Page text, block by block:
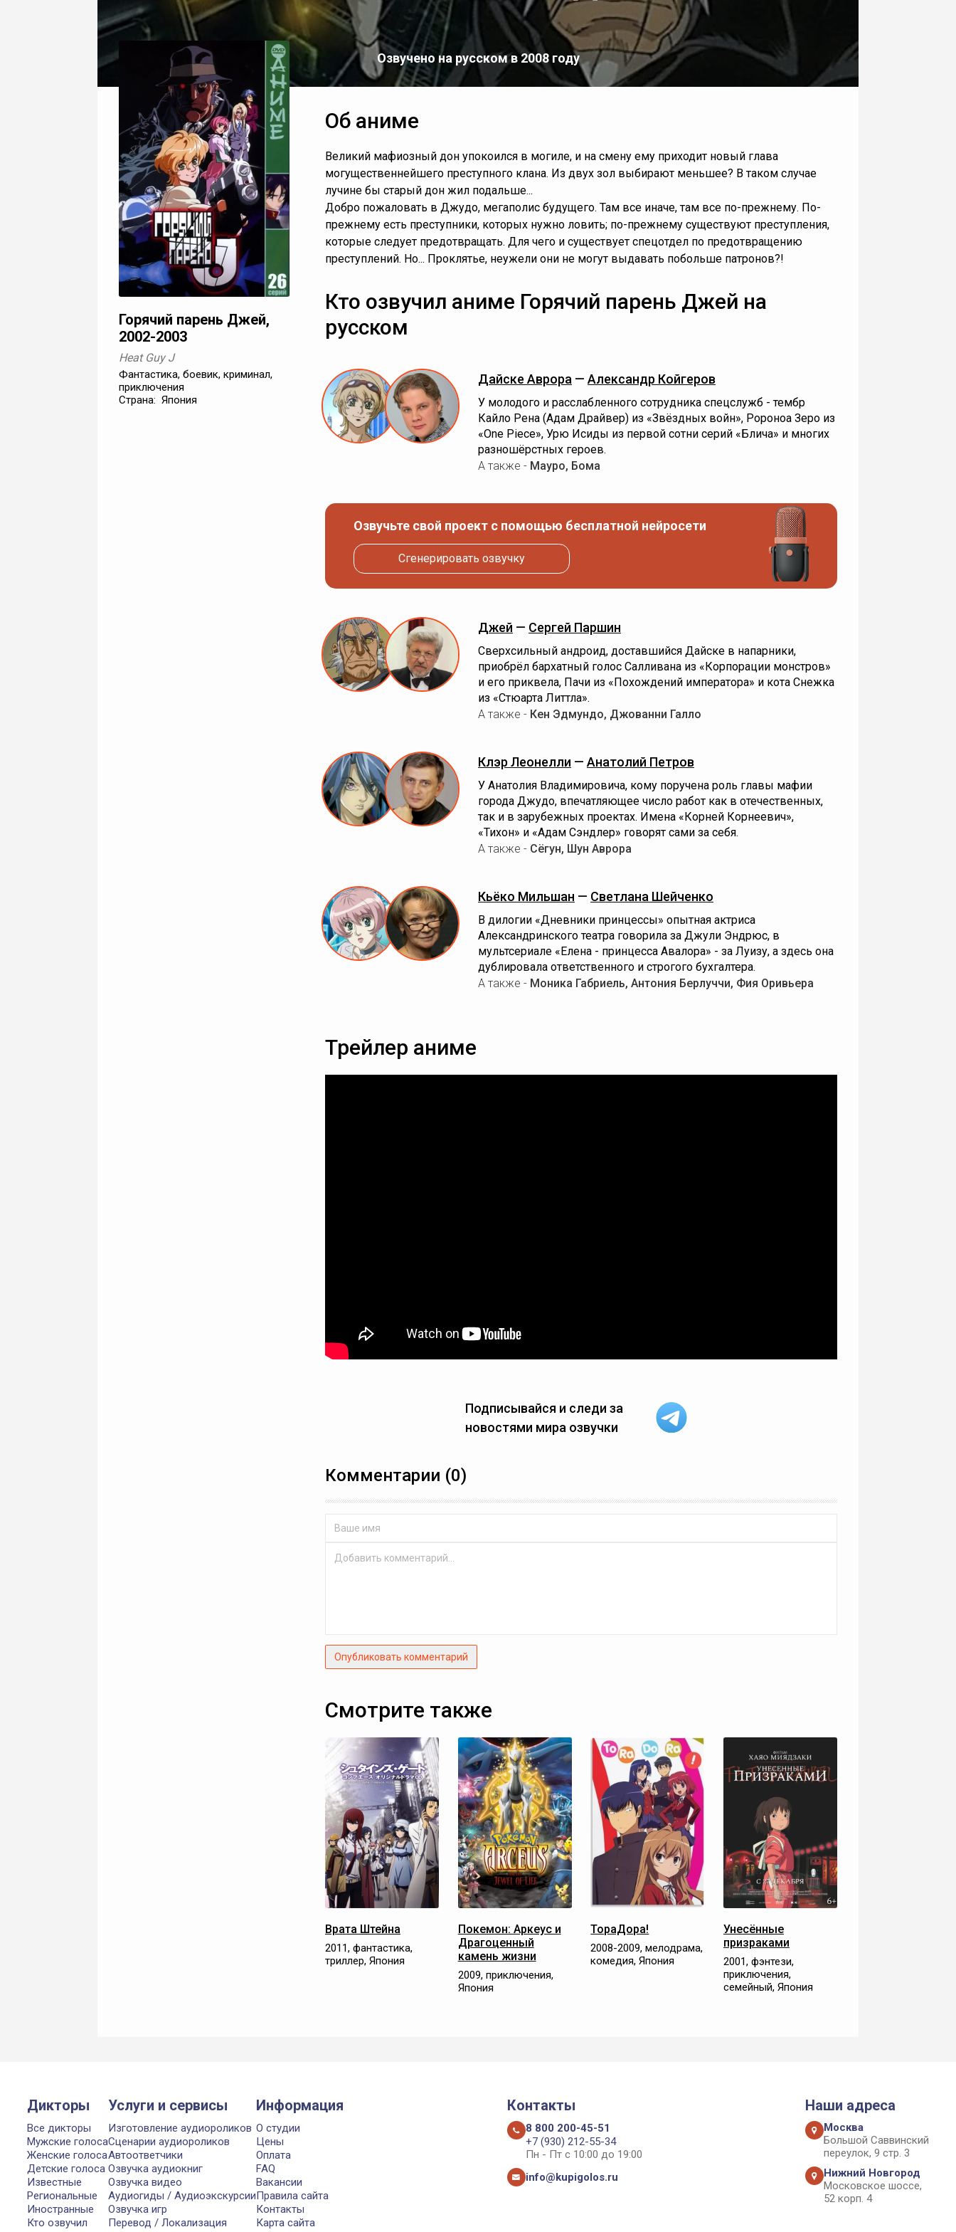
Озвучено на русском в 2008 году
Горячий парень Джей,
2002-2003
Heat Guy J
Фантастика, боевик, криминал,
приключения
Страна: Япония
Об аниме
Великий мафиозный дон упокоился в могиле, и на смену ему приходит новый глава
могущественнейшего преступного клана. Из двух зол выбирают меньшее? В таком случае
лучине бы старый дон жил подальше...
Добро пожаловать в Джудо, мегаполис будущего. Там все иначе, там все по-прежнему. По-
прежнему есть преступники, которых нужно ловить; по-прежнему существуют преступления,
которые следует предотвращать. Для чего и существует спецотдел по предотвращению
преступлений. Но... Проклятье, неужели они не могут выдавать побольше патронов?!
Кто озвучил аниме Горячий парень Джей на
русском
Дайске Аврора — Александр Койгеров
У молодого и расслабленного сотрудника спецслужб - тембр
Кайло Рена (Адам Драйвер) из «Звёздных войн», Ророноа Зеро из
«One Piece», Урю Исиды из первой сотни серий «Блича» и многих
разношёрстных героев.
А также - Мауро, Бома
Озвучьте свой проект с помощью бесплатной нейросети
Сгенерировать озвучку
Джей — Сергей Паршин
Сверхсильный андроид, доставшийся Дайске в напарники,
приобрёл бархатный голос Салливана из «Корпорации монстров»
и его приквела, Пачи из «Похождений императора» и кота Снежка
из «Стюарта Литтла».
А также - Кен Эдмундо, Джованни Галло
Клэр Леонелли — Анатолий Петров
У Анатолия Владимировича, кому поручена роль главы мафии
города Джудо, впечатляющее число работ как в отечественных,
так и в зарубежных проектах. Имена «Корней Корнеевич»,
«Тихон» и «Адам Сэндлер» говорят сами за себя.
А также - Сёгун, Шун Аврора
Кьёко Мильшан — Светлана Шейченко
В дилогии «Дневники принцессы» опытная актриса
Александринского театра говорила за Джули Эндрюс, в
мультсериале «Елена - принцесса Авалора» - за Луизу, а здесь она
дублировала ответственного и строгого бухгалтера.
А также - Моника Габриель, Антония Берлуччи, Фия Оривьера
Трейлер аниме
Подписывайся и следи за
новостями мира озвучки
Комментарии (0)
Опубликовать комментарий
Смотрите также
Врата Штейна
2011, фантастика,
триллер, Япония
Покемон: Аркеус и
Драгоценный
камень жизни
2009, приключения,
Япония
ТораДора!
2008-2009, мелодрама,
комедия, Япония
Унесённые
призраками
2001, фэнтези,
приключения,
семейный, Япония
Дикторы
Все дикторы
Мужские голоса
Женские голоса
Детские голоса
Известные
Региональные
Иностранные
Кто озвучил
Услуги и сервисы
Изготовление аудиороликов
Сценарии аудиороликов
Автоответчики
Озвучка аудиокниг
Озвучка видео
Аудиогиды / Аудиоэкскурсии
Озвучка игр
Перевод / Локализация
Информация
О студии
Цены
Оплата
FAQ
Вакансии
Правила сайта
Контакты
Карта сайта
Контакты
8 800 200-45-51
+7 (930) 212-55-34
Пн - Пт с 10:00 до 19:00
info@kupigolos.ru
Наши адреса
Москва
Большой Саввинский
переулок, 9 стр. 3
Нижний Новгород
Московское шоссе,
52 корп. 4